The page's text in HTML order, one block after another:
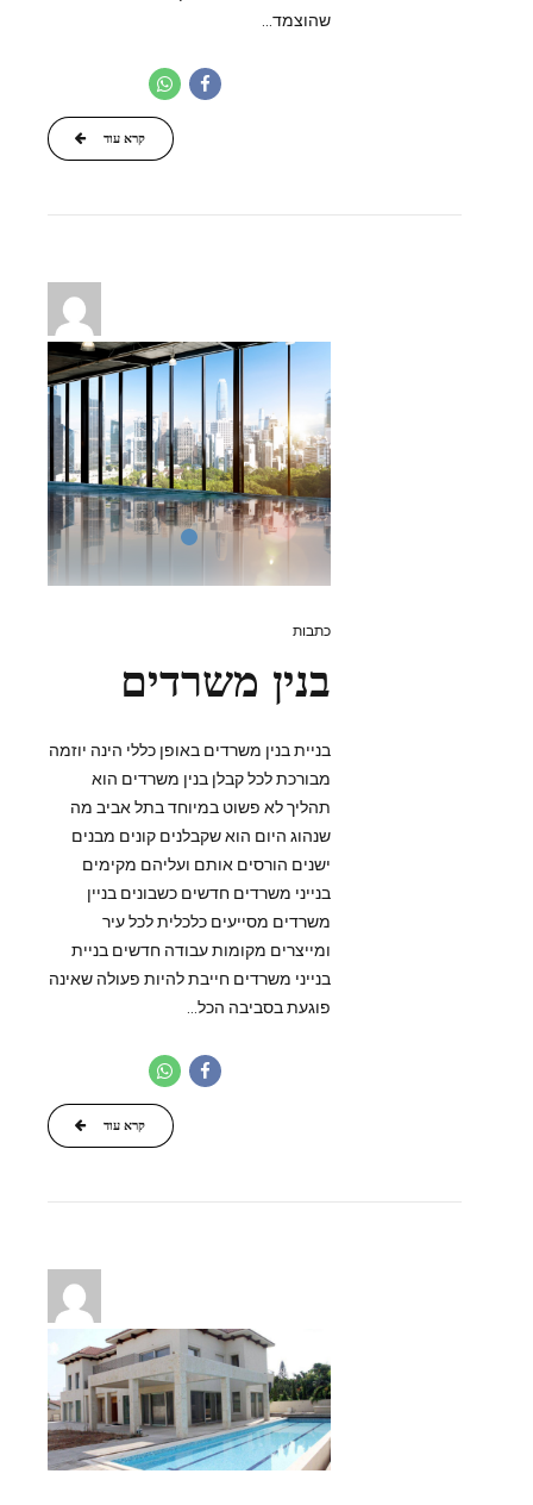
שהוצמד...
קרא עוד
כתבות
בנין משרדים
בניית בנין משרדים באופן כללי הינה יוזמה
מבורכת לכל קבלן בנין משרדים הוא
תהליך לא פשוט במיוחד בתל אביב מה
שנהוג היום הוא שקבלנים קונים מבנים
ישנים הורסים אותם ועליהם מקימים
בנייני משרדים חדשים כשבונים בניין
משרדים מסייעים כלכלית לכל עיר
ומייצרים מקומות עבודה חדשים בניית
בנייני משרדים חייבת להיות פעולה שאינה
פוגעת בסביבה הכל...
קרא עוד